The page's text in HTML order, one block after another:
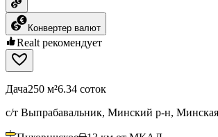
Конвертер валют
Realt рекомендует
Дача250 м²6.34 соток
с/т Выпрабавальник, Минский р-н, Минская